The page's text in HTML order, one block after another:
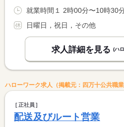
就業時間１ 2時00分〜10時30
日曜日，祝日，その他
求人詳細を見る (ハ
ハローワーク求人（掲載元：四万十公共職業
正社員
配送及びルート営業